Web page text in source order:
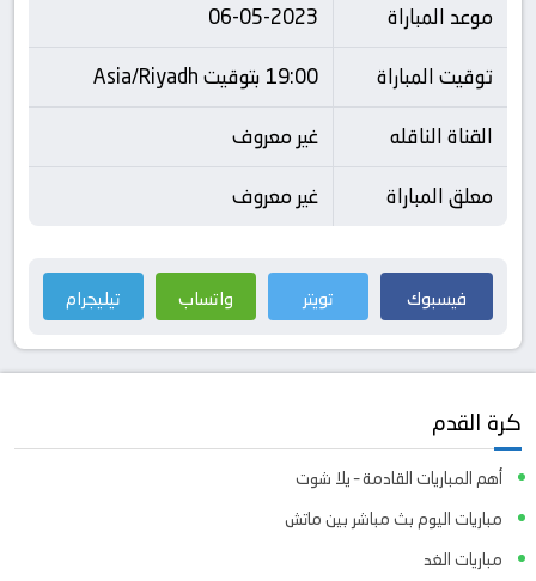
موعد المباراة
06-05-2023
توقيت المباراة
19:00 بتوقيت Asia/Riyadh
القناة الناقله
غير معروف
معلق المباراة
غير معروف
فيسبوك تويتر واتساب تيليجرام
كرة القدم
أهم المباريات القادمة – يلا شوت
مباريات اليوم بث مباشر بين ماتش
مباريات الغد